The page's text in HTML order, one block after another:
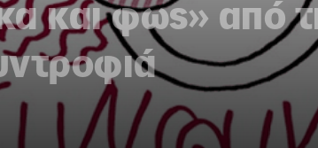
και φως» από